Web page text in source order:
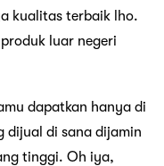
kualitas terbaik lho.
luar negeri
dapatkan hanya di
dijual di sana dijamin
tinggi. Oh iya,